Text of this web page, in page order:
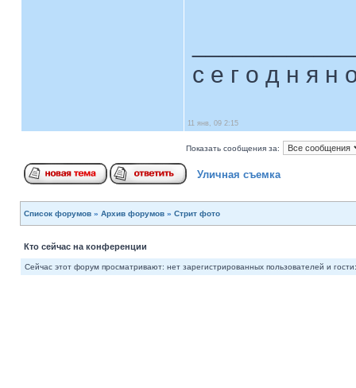
с е г о д н я н
11 янв, 09 2:15
Показать сообщения за:
Уличная съемка
Список форумов » Архив форумов » Стрит фото
Кто сейчас на конференции
Сейчас этот форум просматривают: нет зарегистрированных пользователей и